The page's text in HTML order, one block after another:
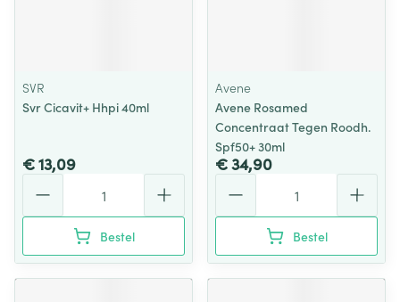
SVR
Svr Cicavit+ Hhpi 40ml
€ 13,09
Bestel
Avene
Avene Rosamed
Concentraat Tegen Roodh.
Spf50+ 30ml
€ 34,90
Bestel